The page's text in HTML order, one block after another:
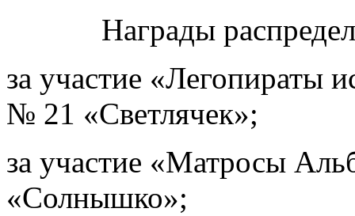
Награды
за участие «Легопираты
№ 21 «Светлячек»;
за участие «Матросы
«Солнышко»;